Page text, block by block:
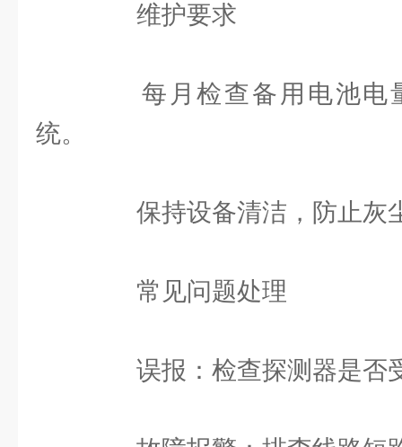
维护要求
每月检查备用电池电
统。
保持设备清洁，防止灰
常见问题处理
误报：检查探测器是否